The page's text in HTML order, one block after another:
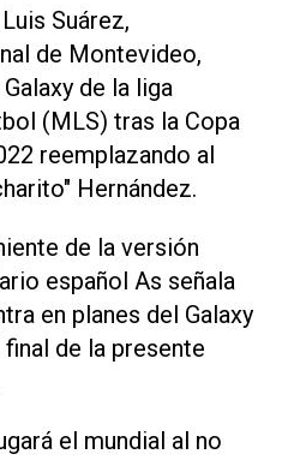
Suárez,
de Montevideo,
de la liga
(MLS) tras la Copa
reemplazando al
Hernández.
de la versión
español As señala
en planes del Galaxy
de la presente
el mundial al no